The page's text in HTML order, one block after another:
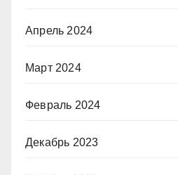
Апрель 2024
Март 2024
Февраль 2024
Декабрь 2023